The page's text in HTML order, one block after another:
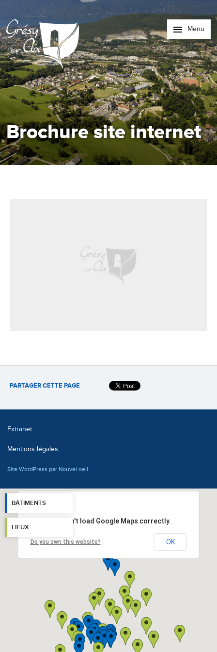
Menu
Brochure site internet
PARTAGER CETTE PAGE
Extranet
Mentions légales
Site WordPress par Nouvel oeil
BÂTIMENTS
LIEUX
This page can't load Google Maps correctly.
Do you own this website? OK